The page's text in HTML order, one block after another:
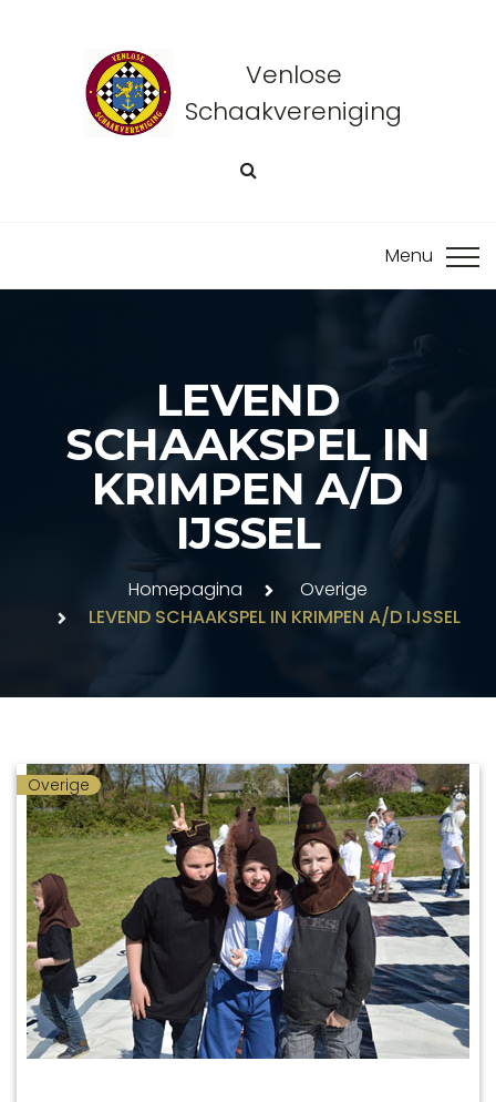
Venlose
Schaakvereniging
LEVEND
SCHAAKSPEL IN
KRIMPEN A/D
IJSSEL
Homepagina
Overige
LEVEND SCHAAKSPEL IN KRIMPEN A/D IJSSEL
Overige